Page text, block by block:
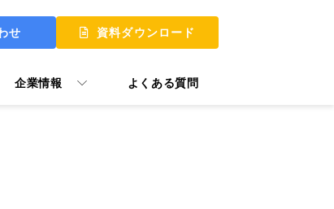
せ 資料ダウンロード
企業情報 よくある質問